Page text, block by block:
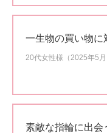
一生物の買い物に
20代女性様（2025年5月
素敵な指輪に出会